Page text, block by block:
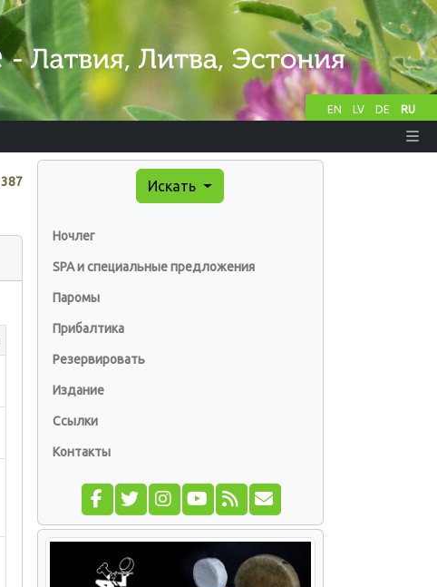
EN LV DE RU
387 Искать
Ночлег
SPA и специальные предложения
Паромы
Прибалтика
Резервировать
Издание
Ссылки
Контакты